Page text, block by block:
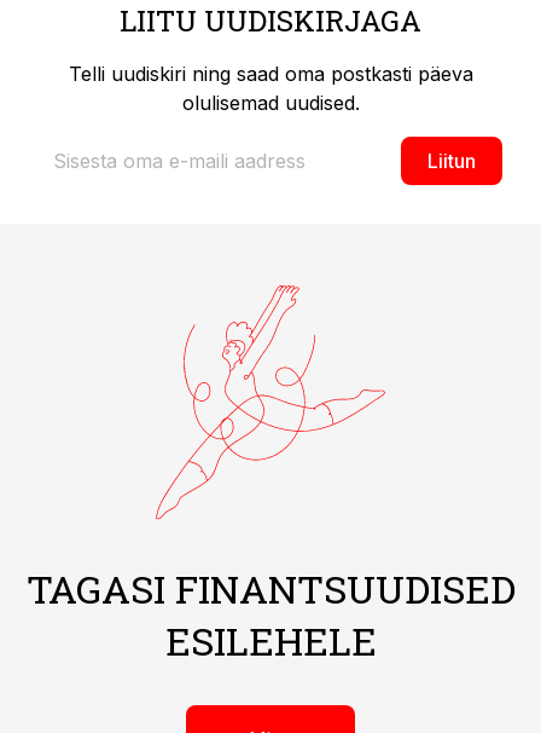
LIITU UUDISKIRJAGA
Telli uudiskiri ning saad oma postkasti päeva
olulisemad uudised.
Liitun
TAGASI FINANTSUUDISED
ESILEHELE